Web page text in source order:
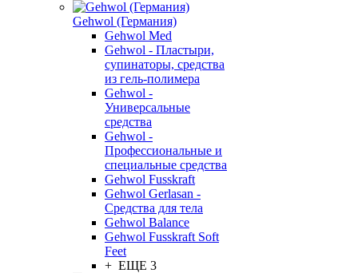
Gehwol (Германия)
Gehwol Med
Gehwol - Пластыри,
супинаторы, средства
из гель-полимера
Gehwol -
Универсальные
средства
Gehwol -
Профессиональные и
специальные средства
Gehwol Fusskraft
Gehwol Gerlasan -
Средства для тела
Gehwol Balance
Gehwol Fusskraft Soft
Feet
+ ЕЩЕ 3